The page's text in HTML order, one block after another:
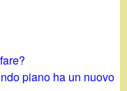
piano ha un nuovo